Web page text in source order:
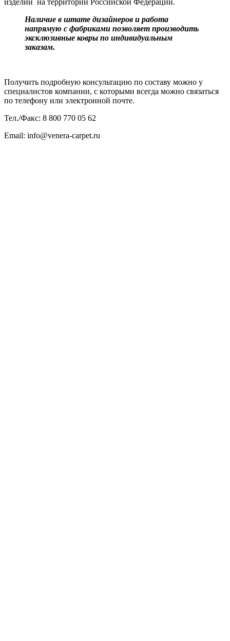
изделий на территории Российской Федерации.
Наличие в штате дизайнеров и работа
напрямую с фабриками позволяет производить
эксклюзивные ковры по индивидуальным
заказам.
Получить подробную консультацию по составу можно у
специалистов компании, с которыми всегда можно связаться
по телефону или электронной почте.
Тел./Факс: 8 800 770 05 62
Email: info@venera-carpet.ru